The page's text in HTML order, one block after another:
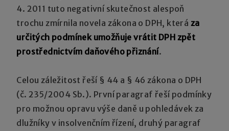
4. 2011 tuto negativní skutečnost alespoň
trochu zmírnila novela zákona o DPH, která za
určitých podmínek umožňuje vrátit DPH zpět
prostřednictvím daňového přiznání.
Celou záležitost řeší § 44 a § 46 zákona o DPH
(č. 235/2004 Sb.). První paragraf řeší podmínky
pro možnou opravu výše daně u pohledávek za
dlužníky v insolvenčním řízení, druhý paragraf